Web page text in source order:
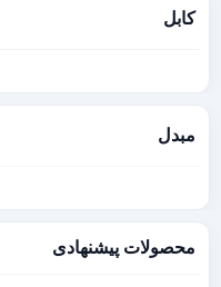
کابل
مبدل
محصولات پیشنهادی